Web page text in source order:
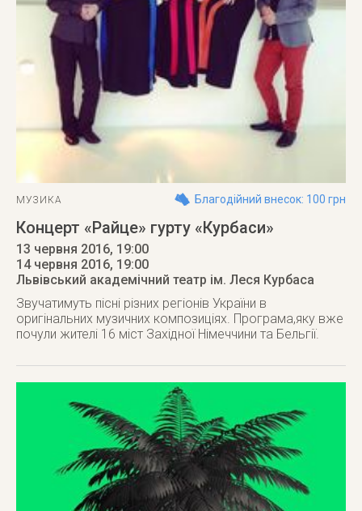
МУЗИКА Благодійний внесок: 100 грн
Концерт «Райце» гурту «Курбаси»
13 червня 2016, 19:00
14 червня 2016, 19:00
Львівський академічний театр ім. Леся Курбаса
Звучатимуть пісні різних регіонів України в
оригінальних музичних композиціях. Програма,яку вже
почули жителі 16 міст Західної Німеччини та Бельгії.